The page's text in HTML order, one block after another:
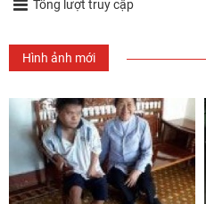
Tổng lượt truy cập
Hình ảnh mới